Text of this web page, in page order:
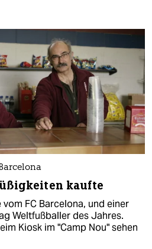
kaufte
vom FC Barcelona, und einer
Weltfußballer des Jahres.
Kiosk im "Camp Nou" sehen